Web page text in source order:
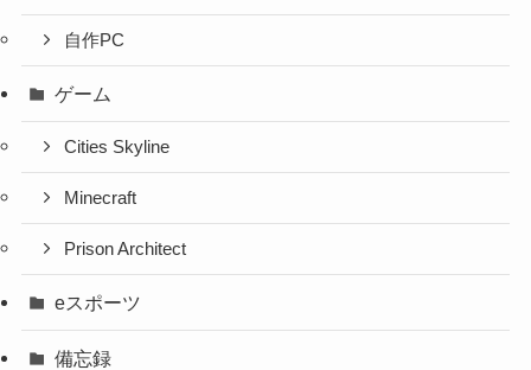
自作PC
ゲーム
Cities Skyline
Minecraft
Prison Architect
eスポーツ
備忘録